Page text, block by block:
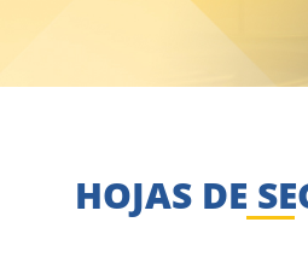
HOJAS DE